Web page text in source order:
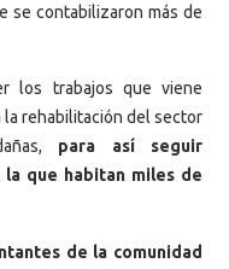
se contabilizaron más de
los trabajos que viene
rehabilitación del sector
para así seguir
que habitan miles de
de la comunidad